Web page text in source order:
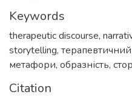
Keywords
therapeutic discourse,
storytelling,
метафори, образність,
Citation